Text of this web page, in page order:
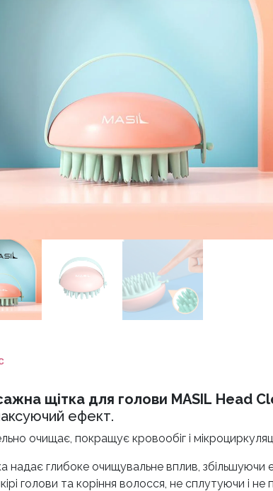
щітка для голови MASIL Head
ефект.
очищає, покращує кровообіг і
надає глибоке очищувальне вплив, збільшуючи
голови та коріння волосся, не сплутуючи і